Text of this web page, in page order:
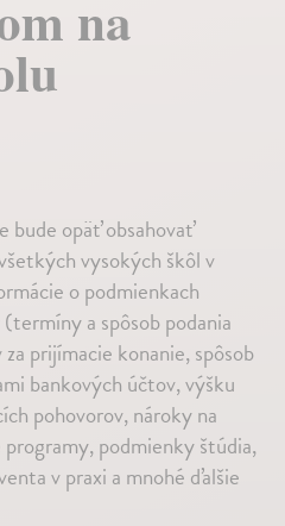
na
bude opäť obsahovať
vysokých škôl v
o podmienkach
a spôsob podania
prijímacie konanie, spôsob
bankových účtov, výšku
pohovorov, nároky na
podmienky štúdia,
v praxi a mnohé ďalšie